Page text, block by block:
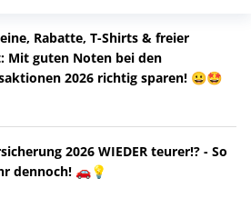
Rabatte, T-Shirts & freier
Mit guten Noten bei den
2026 richtig sparen! 😀🤩
2026 WIEDER teurer!? - So
dennoch! 🚗💡